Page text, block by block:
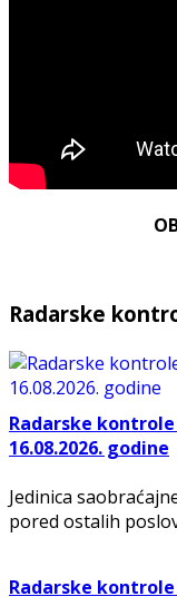
Radarske
Radarske kontrole
16.08.2026. godine
Jedinica
pored ostalih
Radarske kontrole